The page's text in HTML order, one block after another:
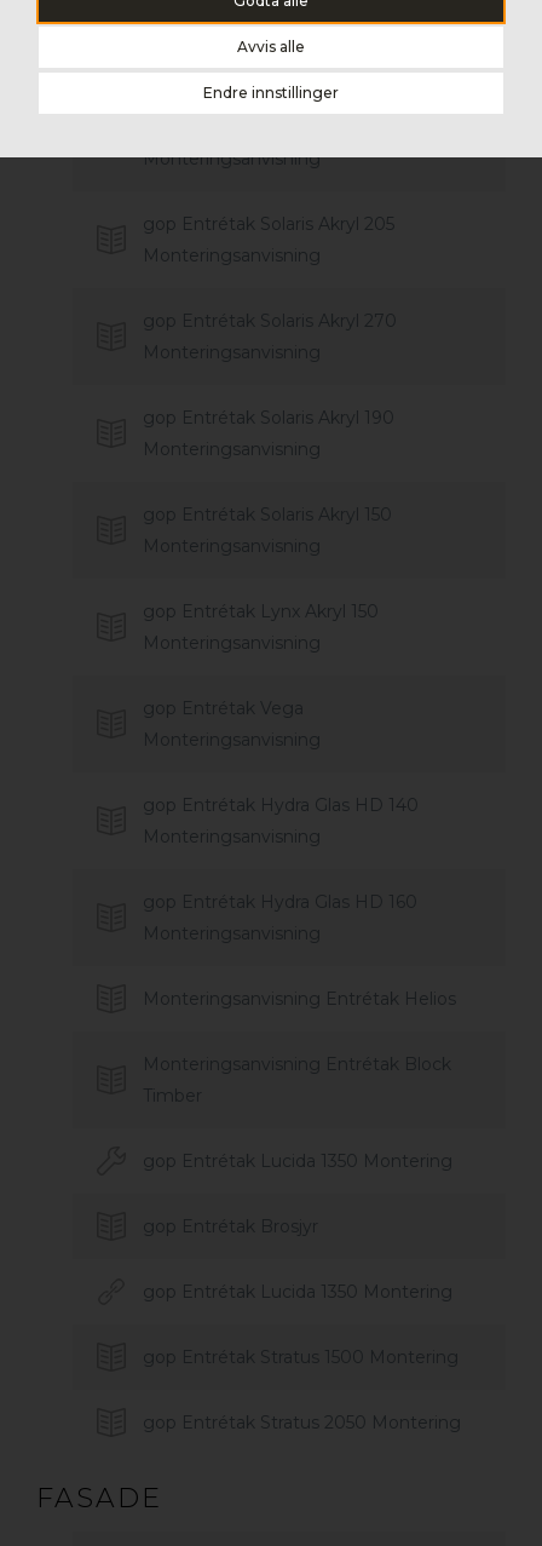
Avvis alle
Endre innstillinger
gop Entrétak Block
Monteringsanvisning
gop Entrétak Solaris Akryl 205
Monteringsanvisning
gop Entrétak Solaris Akryl 270
Monteringsanvisning
gop Entrétak Solaris Akryl 190
Monteringsanvisning
gop Entrétak Solaris Akryl 150
Monteringsanvisning
gop Entrétak Lynx Akryl 150
Monteringsanvisning
gop Entrétak Vega
Monteringsanvisning
gop Entrétak Hydra Glas HD 140
Monteringsanvisning
gop Entrétak Hydra Glas HD 160
Monteringsanvisning
Monteringsanvisning Entrétak Helios
Monteringsanvisning Entrétak Block
Timber
gop Entrétak Lucida 1350 Montering
gop Entrétak Brosjyr
gop Entrétak Lucida 1350 Montering
gop Entrétak Stratus 1500 Montering
gop Entrétak Stratus 2050 Montering
FASADE